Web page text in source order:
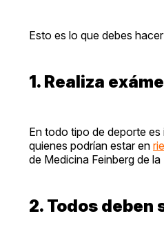
Esto es lo que debes
1. Realiza
En todo tipo de deporte
quienes podrían estar en
de Medicina Feinberg de
2. Todos